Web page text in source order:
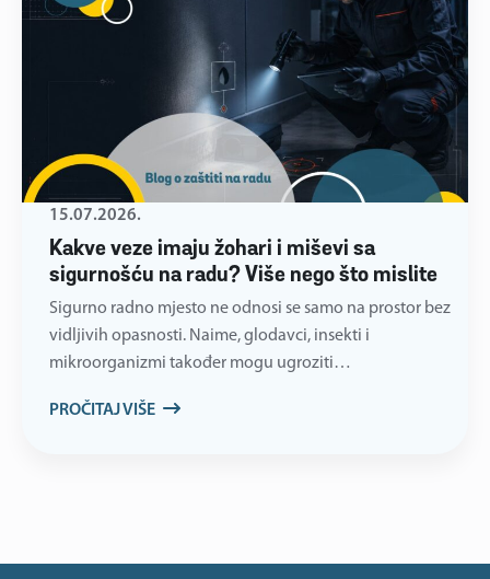
Kakve veze imaju žohari i miševi sa
sigurnošću na radu? Više nego što mislite
15.07.2026.
Sigurno radno mjesto ne odnosi se samo na prostor bez
vidljivih opasnosti. Naime, glodavci, insekti i
mikroorganizmi također mogu ugroziti…
PROČITAJ VIŠE